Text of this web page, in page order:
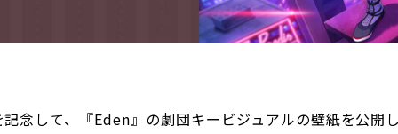
念して、『Eden』の劇団キービジュアルの壁紙を公開